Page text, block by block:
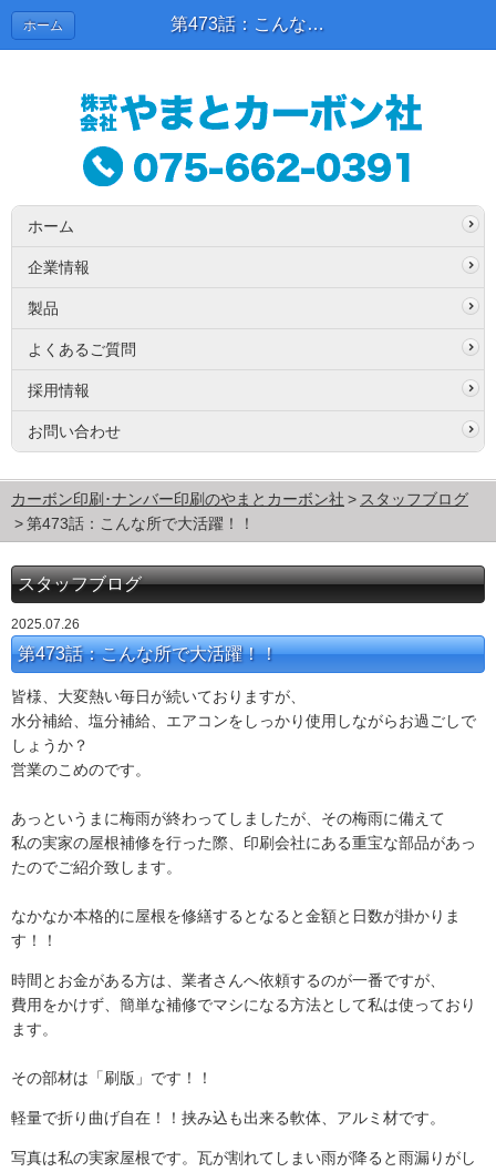
第473話：こんな所で大活躍！！ | スタッフブログ
ホーム
ホーム
企業情報
製品
よくあるご質問
採用情報
お問い合わせ
カーボン印刷･ナンバー印刷のやまとカーボン社
スタッフブログ
第473話：こんな所で大活躍！！
スタッフブログ
2025.07.26
第473話：こんな所で大活躍！！
皆様、大変熱い毎日が続いておりますが、
水分補給、塩分補給、エアコンをしっかり使用しながらお過ごしで
しょうか？
営業のこめのです。
あっというまに梅雨が終わってしましたが、その梅雨に備えて
私の実家の屋根補修を行った際、印刷会社にある重宝な部品があっ
たのでご紹介致します。
なかなか本格的に屋根を修繕するとなると金額と日数が掛かりま
す！！
時間とお金がある方は、業者さんへ依頼するのが一番ですが、
費用をかけず、簡単な補修でマシになる方法として私は使っており
ます。
その部材は「刷版」です！！
軽量で折り曲げ自在！！挟み込も出来る軟体、アルミ材です。
写真は私の実家屋根です。瓦が割れてしまい雨が降ると雨漏りがし